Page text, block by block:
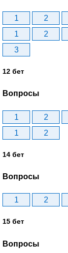
1 2
1
2
3
12 бет
Вопросы
1 2
1
2
14 бет
Вопросы
1 2
15 бет
Вопросы